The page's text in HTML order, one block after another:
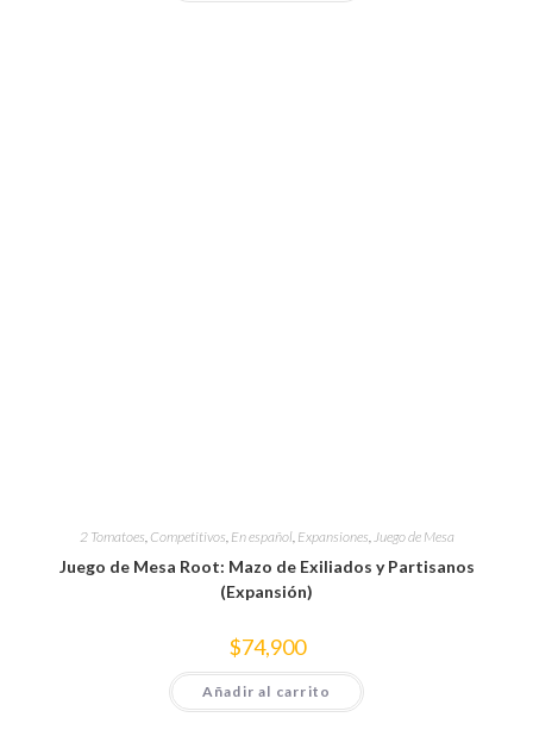
2 Tomatoes Competitivos En español, Expansiones Juego de Mesa
Juego de Mesa Root: Mazo de Exiliados y Partisanos
(Expansión)
$74,900
Añadir al carrito